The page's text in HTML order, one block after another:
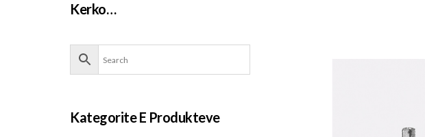
Kerko…
Kategorite E Produkteve